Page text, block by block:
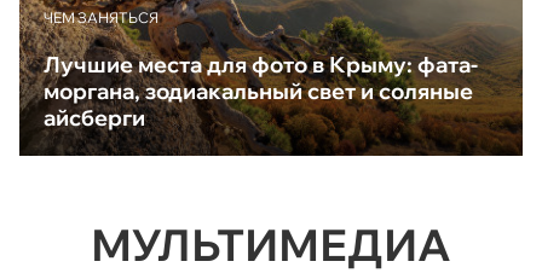
ЧЕМ ЗАНЯТЬСЯ
Лучшие места для фото в Крыму: фата-
моргана, зодиакальный свет и соляные
айсберги
МУЛЬТИМЕДИА